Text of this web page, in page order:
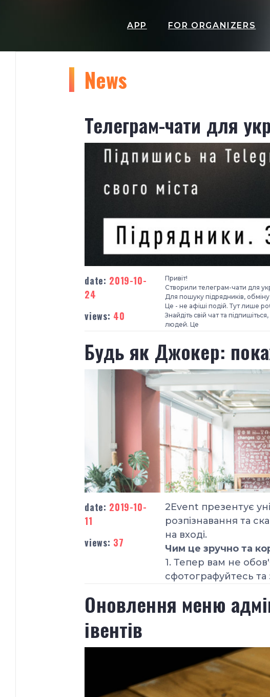
APP FOR ORGANIZERS
News
Телеграм-чати для
date: 2019-10-
24
views: 40
Привіт!
Створили телеграм-чати для
Для пошуку підрядників,
Це - не афіші подій. Тут лише
Знайдіть свій чат та
людей. Це
Будь як Джокер:
date: 2019-10-
11
views: 37
2Event презентує
розпізнавання та
на вході.
Чим це зручно та
1. Тепер вам не
cфотографуйтесь
Оновлення меню
івентів